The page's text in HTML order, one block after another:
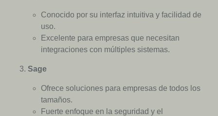
Conocido por su interfaz intuitiva y facilidad de
uso.
Excelente para empresas que necesitan
integraciones con múltiples sistemas.
Sage
Ofrece soluciones para empresas de todos los
tamaños.
Fuerte enfoque en la seguridad y el